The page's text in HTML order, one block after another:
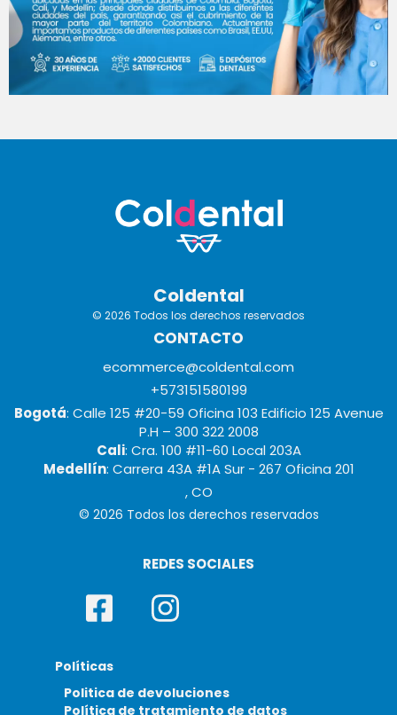
Coldental
© 2026 Todos los derechos reservados
CONTACTO
ecommerce@coldental.com
+573151580199
Bogotá: Calle 125 #20-59 Oficina 103 Edificio 125 Avenue
P.H – 300 322 2008
Cali: Cra. 100 #11-60 Local 203A
Medellín: Carrera 43A #1A Sur - 267 Oficina 201
, CO
© 2026 Todos los derechos reservados
REDES SOCIALES
Políticas
Politica de devoluciones
Política de tratamiento de datos